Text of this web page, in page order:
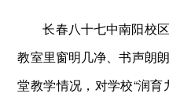
长春八十七中南阳校
教室里窗明几净、书声朗
堂教学情况，对学校“润